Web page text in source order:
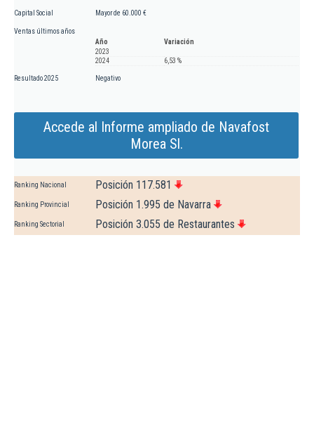
Capital Social Mayor de 60.000 €
Ventas últimos años
Año
Variación
2023
2024
6,53 %
Resultado 2025 Negativo
Accede al Informe ampliado de Navafost
Morea Sl.
Ranking Nacional Posición 117.581
Ranking Provincial Posición 1.995 de Navarra
Ranking Sectorial Posición 3.055 de Restaurantes